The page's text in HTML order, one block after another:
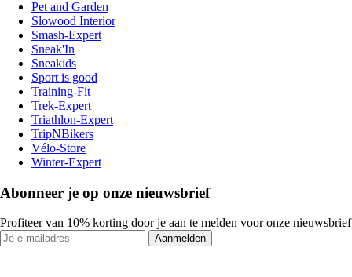
Pet and Garden
Slowood Interior
Smash-Expert
Sneak'In
Sneakids
Sport is good
Training-Fit
Trek-Expert
Triathlon-Expert
TripNBikers
Vélo-Store
Winter-Expert
Abonneer je op onze nieuwsbrief
Profiteer van 10% korting door je aan te melden voor onze nieuwsbrief
Aanmelden